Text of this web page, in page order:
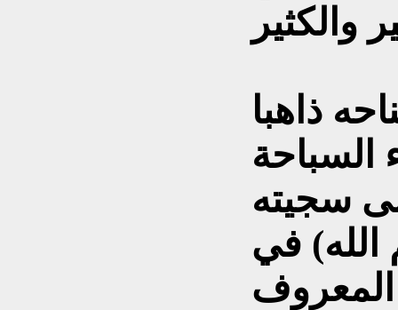
ذاهبا
السباحة
سجيته
الله) في